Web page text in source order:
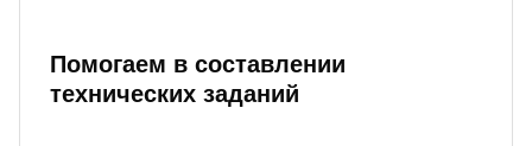
Помогаем в составлении
технических заданий